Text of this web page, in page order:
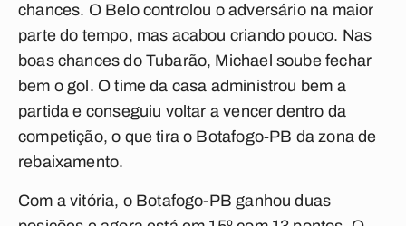
chances. O Belo controlou o adversário na maior
parte do tempo, mas acabou criando pouco. Nas
boas chances do Tubarão, Michael soube fechar
bem o gol. O time da casa administrou bem a
partida e conseguiu voltar a vencer dentro da
competição, o que tira o Botafogo-PB da zona de
rebaixamento.
Com a vitória, o Botafogo-PB ganhou duas